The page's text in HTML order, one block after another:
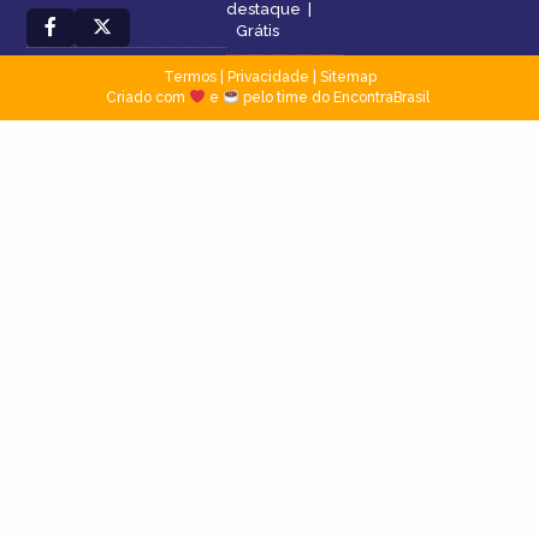
destaque
Grátis
Termos| Privacidade
Sitemap
Criado com
e pelo time do EncontraBrasil